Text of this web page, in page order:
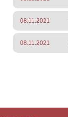
08.11.2021
08.11.2021